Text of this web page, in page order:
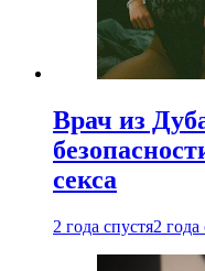
Врач из
секса
2 года спустя2 года